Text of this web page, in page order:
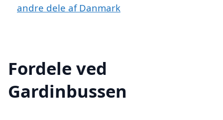
andre dele af Danmark
Fordele ved
Gardinbussen